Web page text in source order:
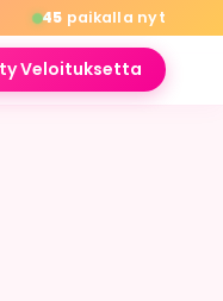
45 paikalla nyt
Veloituksetta